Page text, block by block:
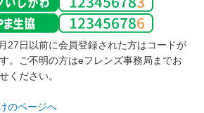
27日以前に会員登録された方はコードが
。ご不明の方はeフレンズ事務局までお
ください。
のページへ